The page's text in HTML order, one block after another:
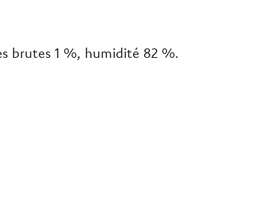
brutes 1 %, humidité 82 %.